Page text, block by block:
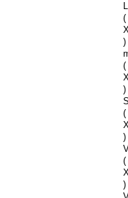
(
)
(
)
(
)
(
)